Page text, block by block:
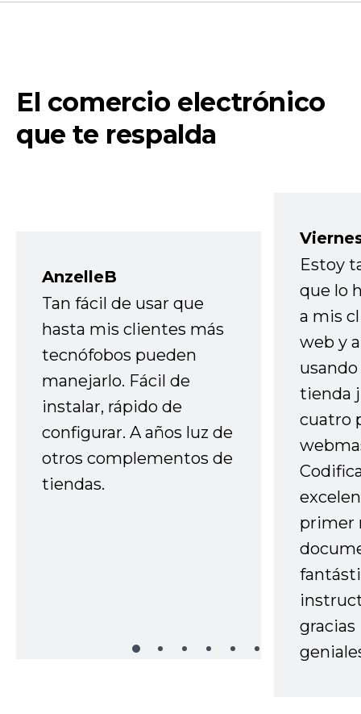
El comercio electrónico
que te respalda
AnzelleB
Tan fácil de usar que
hasta mis clientes más
tecnófobos pueden
manejarlo. Fácil de
instalar, rápido de
configurar. A años luz de
otros complementos de
tiendas.
Estoy
que lo
a mis
web y
tienda
cuatro
primer
gracias